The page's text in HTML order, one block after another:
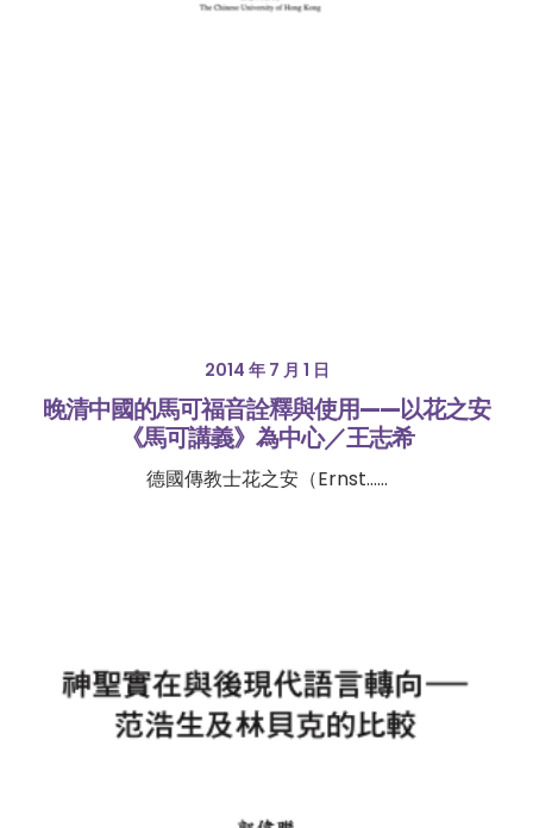
2014 年 7 月 1 日
晚清中國的馬可福音詮釋與使用——以花之安
《馬可講義》為中心／王志希
德國傳教士花之安（Ernst……